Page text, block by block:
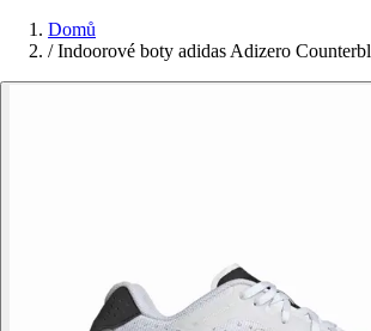
Domů
/ Indoorové boty adidas Adizero